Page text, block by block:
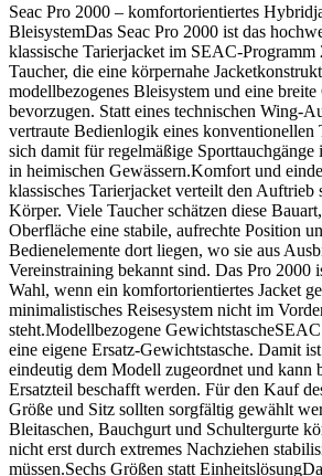
Seac Pro 2000 – komfortorientiertes
BleisystemDas Seac Pro 2000 ist das
klassische Tarierjacket im SEAC-Programm
Taucher, die eine körpernahe
modellbezogenes Bleisystem und eine
bevorzugen. Statt eines technischen Wing-
vertraute Bedienlogik eines konventionellen
sich damit für regelmäßige
in heimischen Gewässern.Komfort und
klassisches Tarierjacket verteilt den Auftrieb
Körper. Viele Taucher schätzen diese
Oberfläche eine stabile, aufrechte Position
Bedienelemente dort liegen, wo sie aus
Vereinstraining bekannt sind. Das Pro 2000
Wahl, wenn ein komfortorientiertes Jacket
minimalistisches Reisesystem nicht im
steht.Modellbezogene
eine eigene Ersatz-Gewichtstasche. Damit
eindeutig dem Modell zugeordnet und kann
Ersatzteil beschafft werden. Für den Kauf
Größe und Sitz sollten sorgfältig gewählt
Bleitaschen, Bauchgurt und Schultergurte
nicht erst durch extremes Nachziehen
müssen.Sechs Größen statt